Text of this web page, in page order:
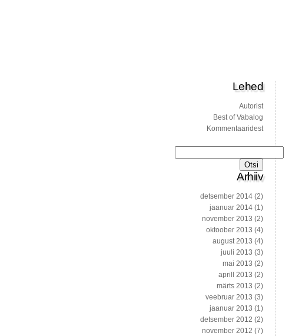
Lehed
Autorist
Best of Vabalog
Kommentaaridest
Arhiiv
detsember 2014 (2)
jaanuar 2014 (1)
november 2013 (2)
oktoober 2013 (4)
august 2013 (4)
juuli 2013 (3)
mai 2013 (2)
aprill 2013 (2)
märts 2013 (2)
veebruar 2013 (3)
jaanuar 2013 (1)
detsember 2012 (2)
november 2012 (7)